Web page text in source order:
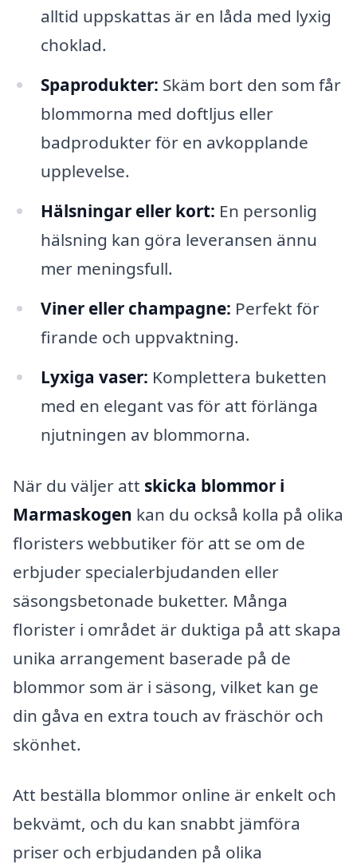
alltid uppskattas är en låda med lyxig
choklad.
Spaprodukter: Skäm bort den som får
blommorna med doftljus eller
badprodukter för en avkopplande
upplevelse.
Hälsningar eller kort: En personlig
hälsning kan göra leveransen ännu
mer meningsfull.
Viner eller champagne: Perfekt för
firande och uppvaktning.
Lyxiga vaser: Komplettera buketten
med en elegant vas för att förlänga
njutningen av blommorna.
När du väljer att skicka blommor i
Marmaskogen kan du också kolla på olika
floristers webbutiker för att se om de
erbjuder specialerbjudanden eller
säsongsbetonade buketter. Många
florister i området är duktiga på att skapa
unika arrangement baserade på de
blommor som är i säsong, vilket kan ge
din gåva en extra touch av fräschör och
skönhet.
Att beställa blommor online är enkelt och
bekvämt, och du kan snabbt jämföra
priser och erbjudanden på olika